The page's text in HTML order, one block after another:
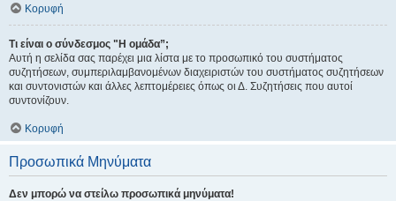
Κορυφή
Τι είναι ο σύνδεσμος "Η ομάδα”;
Αυτή η σελίδα σας παρέχει μια λίστα με το προσωπικό του συστήματος
συζητήσεων, συμπεριλαμβανομένων διαχειριστών του συστήματος συζητήσεων
και συντονιστών και άλλες λεπτομέρειες όπως οι Δ. Συζητήσεις που αυτοί
συντονίζουν.
Κορυφή
Προσωπικά Μηνύματα
Δεν μπορώ να στείλω προσωπικά μηνύματα!